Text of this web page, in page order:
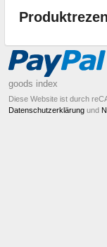
goods index
Diese Website ist durch
Datenschutzerklärung und